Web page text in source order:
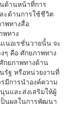
ด้านหน้าที่การ
ะด้านการใช้ชีวิต
พทางสื่อ
พทาง
เนอเรชั่นวายนั้น จะ
คือ ศักยภาพทาง
กยภาพทางด้าน
รัฐ หรือหน่วยงานที่
มีการนำองค์ความ
นและส่งเสริมให้ผู้
นผลในการพัฒนา